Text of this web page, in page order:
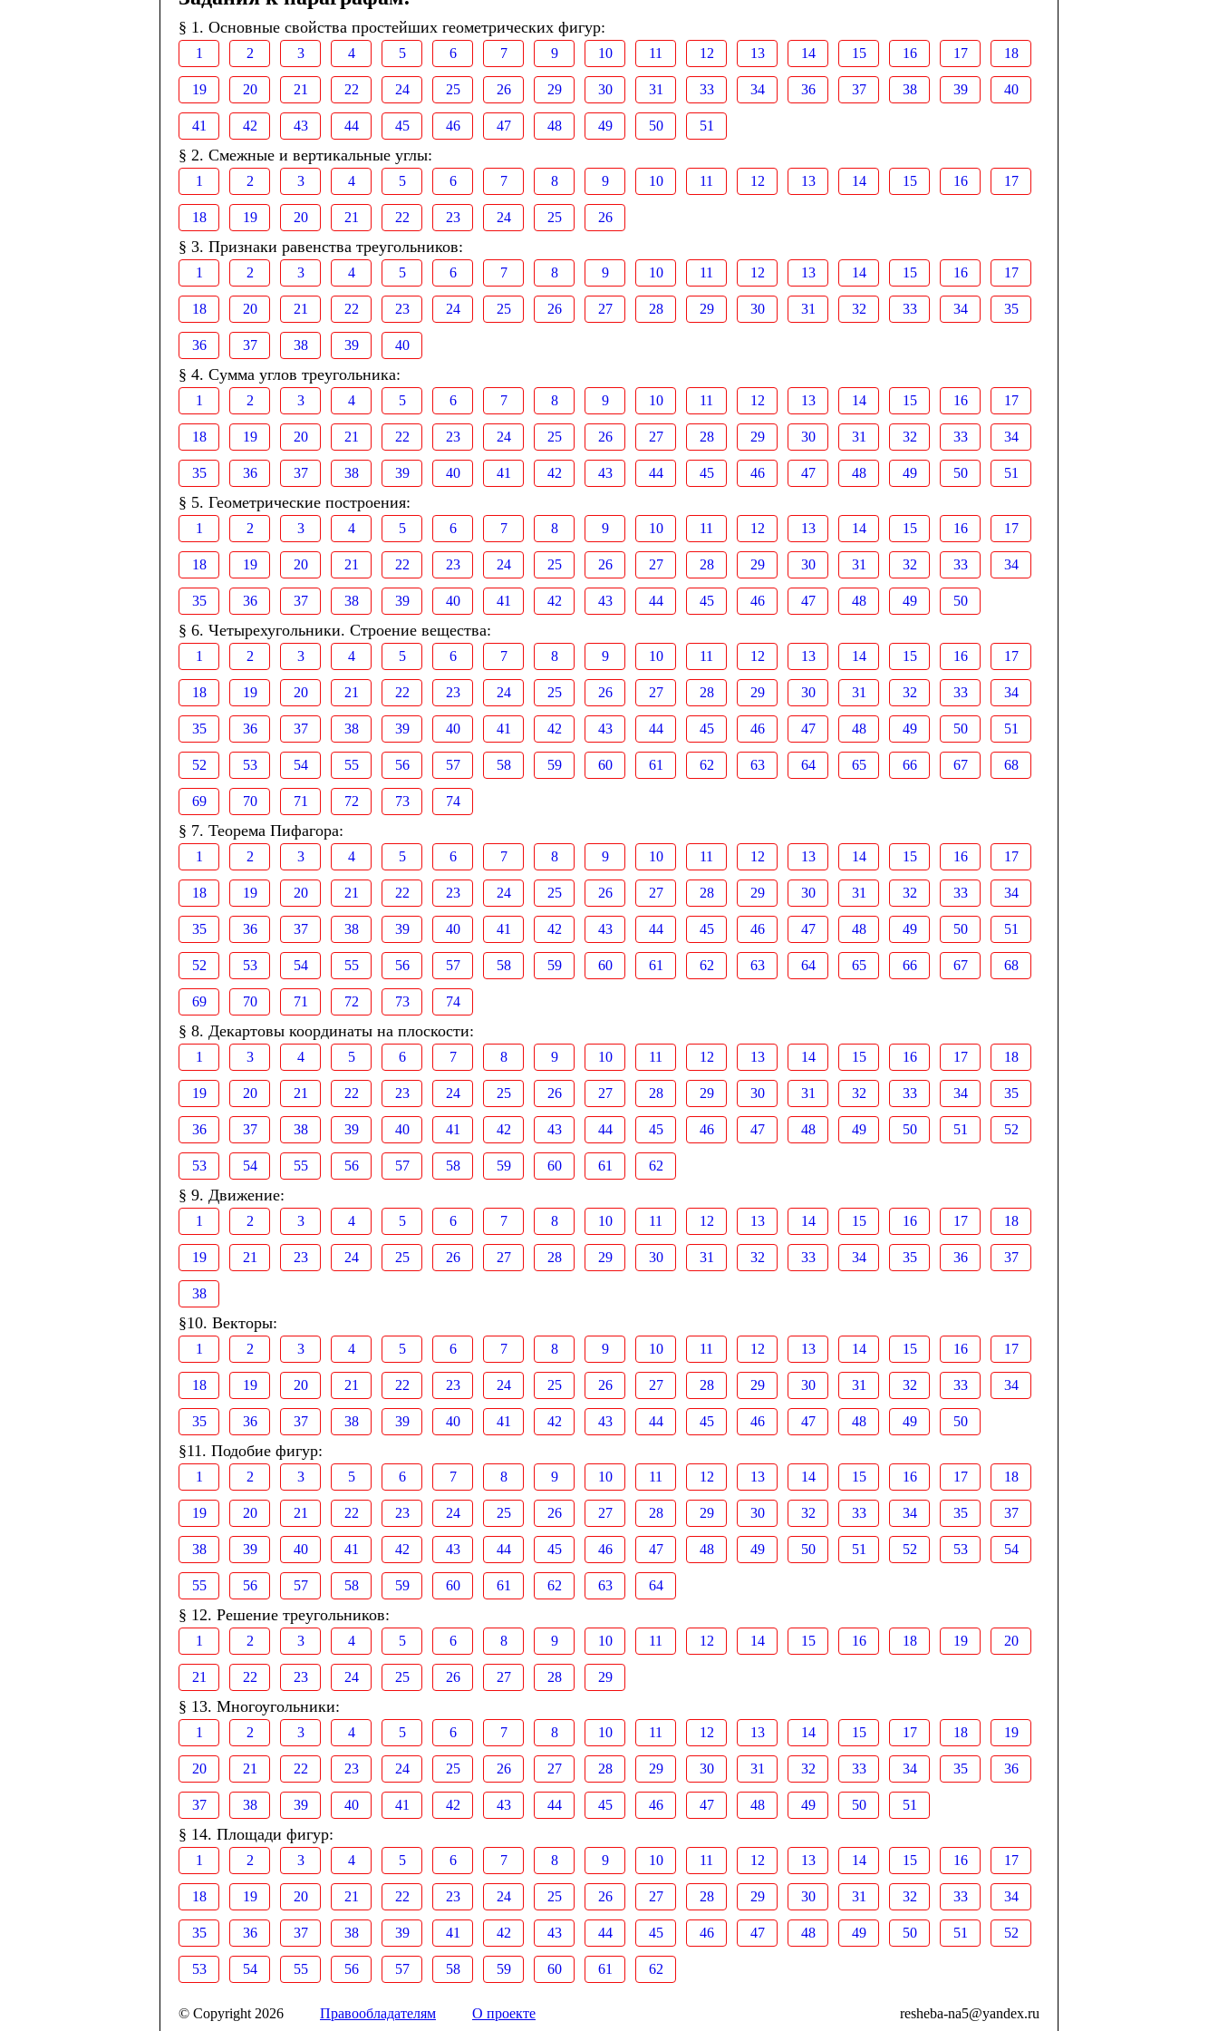
§ 1. Основные свойства простейших геометрических фигур:
1 2 3 4 5 6 7 9 10 11 12 13 14 15 16 17 18
19 20 21 22 24 25 26 29 30 31 33 34 36 37 38 39 40
41 42 43 44 45 46 47 48 49 50 51
§ 2. Смежные и вертикальные углы:
1 2 3 4 5 6 7 8 9 10 11 12 13 14 15 16 17
18 19 20 21 22 23 24 25 26
§ 3. Признаки равенства треугольников:
1 2 3 4 5 6 7 8 9 10 11 12 13 14 15 16 17
18 20 21 22 23 24 25 26 27 28 29 30 31 32 33 34 35
36 37 38 39 40
§ 4. Сумма углов треугольника:
1 2 3 4 5 6 7 8 9 10 11 12 13 14 15 16 17
18 19 20 21 22 23 24 25 26 27 28 29 30 31 32 33 34
35 36 37 38 39 40 41 42 43 44 45 46 47 48 49 50 51
§ 5. Геометрические построения:
1 2 3 4 5 6 7 8 9 10 11 12 13 14 15 16 17
18 19 20 21 22 23 24 25 26 27 28 29 30 31 32 33 34
35 36 37 38 39 40 41 42 43 44 45 46 47 48 49 50
§ 6. Четырехугольники. Строение вещества:
1 2 3 4 5 6 7 8 9 10 11 12 13 14 15 16 17
18 19 20 21 22 23 24 25 26 27 28 29 30 31 32 33 34
35 36 37 38 39 40 41 42 43 44 45 46 47 48 49 50 51
52 53 54 55 56 57 58 59 60 61 62 63 64 65 66 67 68
69 70 71 72 73 74
§ 7. Теорема Пифагора:
1 2 3 4 5 6 7 8 9 10 11 12 13 14 15 16 17
18 19 20 21 22 23 24 25 26 27 28 29 30 31 32 33 34
35 36 37 38 39 40 41 42 43 44 45 46 47 48 49 50 51
52 53 54 55 56 57 58 59 60 61 62 63 64 65 66 67 68
69 70 71 72 73 74
§ 8. Декартовы координаты на плоскости:
1 3 4 5 6 7 8 9 10 11 12 13 14 15 16 17 18
19 20 21 22 23 24 25 26 27 28 29 30 31 32 33 34 35
36 37 38 39 40 41 42 43 44 45 46 47 48 49 50 51 52
53 54 55 56 57 58 59 60 61 62
§ 9. Движение:
1 2 3 4 5 6 7 8 10 11 12 13 14 15 16 17 18
19 21 23 24 25 26 27 28 29 30 31 32 33 34 35 36 37
38
§10. Векторы:
1 2 3 4 5 6 7 8 9 10 11 12 13 14 15 16 17
18 19 20 21 22 23 24 25 26 27 28 29 30 31 32 33 34
35 36 37 38 39 40 41 42 43 44 45 46 47 48 49 50
§11. Подобие фигур:
1 2 3 5 6 7 8 9 10 11 12 13 14 15 16 17 18
19 20 21 22 23 24 25 26 27 28 29 30 32 33 34 35 37
38 39 40 41 42 43 44 45 46 47 48 49 50 51 52 53 54
55 56 57 58 59 60 61 62 63 64
§ 12. Решение треугольников:
1 2 3 4 5 6 8 9 10 11 12 14 15 16 18 19 20
21 22 23 24 25 26 27 28 29
§ 13. Многоугольники:
1 2 3 4 5 6 7 8 10 11 12 13 14 15 17 18 19
20 21 22 23 24 25 26 27 28 29 30 31 32 33 34 35 36
37 38 39 40 41 42 43 44 45 46 47 48 49 50 51
§ 14. Площади фигур:
1 2 3 4 5 6 7 8 9 10 11 12 13 14 15 16 17
18 19 20 21 22 23 24 25 26 27 28 29 30 31 32 33 34
35 36 37 38 39 41 42 43 44 45 46 47 48 49 50 51 52
53 54 55 56 57 58 59 60 61 62
© Copyright 2026 Правообладателям О проекте resheba-na5@yandex.ru